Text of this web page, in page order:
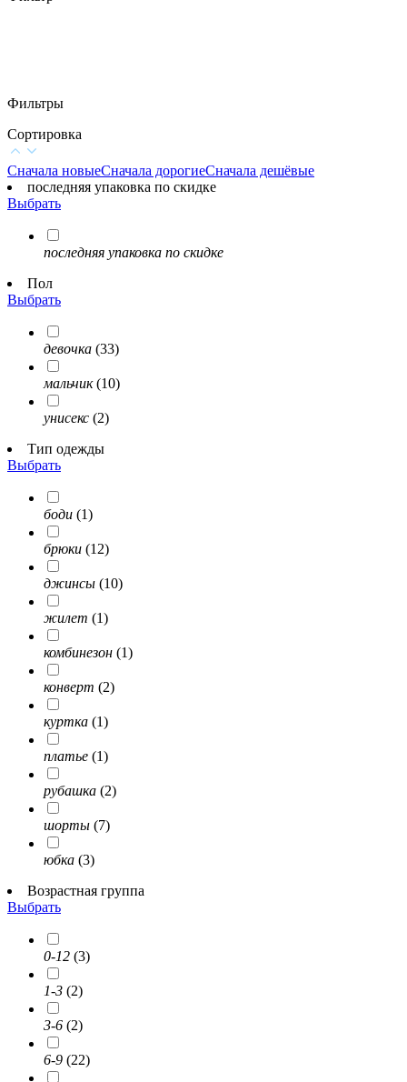
Фильтры
Сортировка
Сначала новыеСначала дорогиеСначала дешёвые
последняя упаковка по скидке
Выбрать
последняя упаковка по скидке
Пол
Выбрать
девочка (33)
мальчик(10)
унисекс (2)
Тип одежды
Выбрать
боди (1)
брюки (12)
джинсы (10)
жилет (1)
комбинезон (1)
конверт (2)
куртка (1)
платье (1)
рубашка (2)
шорты (7)
юбка (3)
Возрастная группа
Выбрать
0-12 (3)
1-3 (2)
3-6 (2)
6-9 (22)